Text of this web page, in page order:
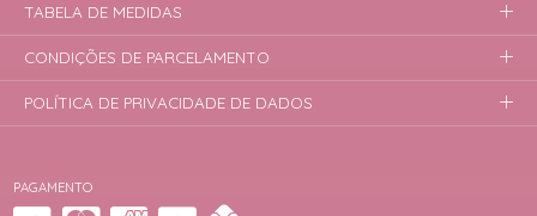
PAGAMENTO
TABELA DE MEDIDAS
CONDIÇÕES DE PARCELAMENTO
POLÍTICA DE PRIVACIDADE DE DADOS